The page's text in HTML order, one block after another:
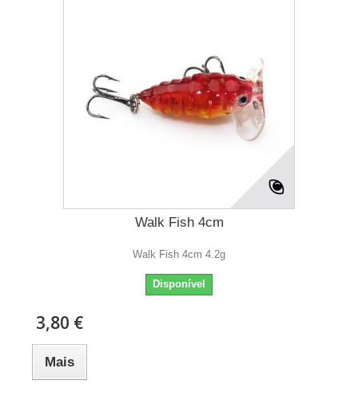
Walk Fish 4cm
Walk Fish 4cm 4.2g
Disponível
3,80 €
Mais